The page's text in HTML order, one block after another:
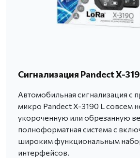
Сигнализация Pandect X-
Автомобильная сигнализация с
микро Pandect X-3190 L совсем
укороченную или обрезанную
полноформатная система с
широким функциональным
интерфейсов.